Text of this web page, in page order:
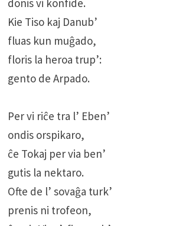
donis vi konfide.
Kie Tiso kaj Danub’
fluas kun muĝado,
floris la heroa trup’:
gento de Arpado.
Per vi riĉe tra l’ Eben’
ondis orspikaro,
ĉe Tokaj per via ben’
gutis la nektaro.
Ofte de l’ sovaĝa turk’
prenis ni trofeon,